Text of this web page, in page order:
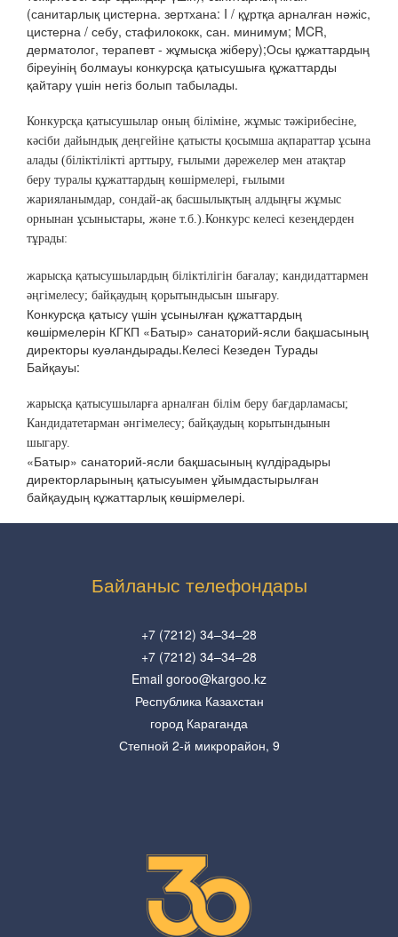
(санитарлық цистерна. зертхана: I / құртқа арналған нәжіс,
цистерна / себу, стафилококк, сан. минимум; MCR,
дерматолог, терапевт - жұмысқа жіберу);Осы құжаттардың
біреуінің болмауы конкурсқа қатысушыға құжаттарды
қайтару үшін негіз болып табылады.
Конкурсқа қатысушылар оның біліміне, жұмыс тәжірибесіне,
кәсіби дайындық деңгейіне қатысты қосымша ақпараттар ұсына
алады (біліктілікті арттыру, ғылыми дәрежелер мен атақтар
беру туралы құжаттардың көшірмелері, ғылыми
жарияланымдар, сондай-ақ басшылықтың алдыңғы жұмыс
орнынан ұсыныстары, және т.б.).Конкурс келесі кезеңдерден
тұрады:
жарысқа қатысушылардың біліктілігін бағалау; кандидаттармен
әңгімелесу; байқаудың қорытындысын шығару.
Конкурсқа қатысу үшін ұсынылған құжаттардың
көшірмелерін КГКП «Батыр» санаторий-ясли бақшасының
директоры куәландырады.Келесі Кезеден Турады
Байқауы:
жарысқа қатысушыларға арналған білім беру бағдарламасы;
Кандидатетарман әнгімелесу; байқаудың корытындынын
шыгару.
«Батыр» санаторий-ясли бақшасының күлдірадыры
директорларының қатысуымен ұйымдастырылған
байқаудың кұжаттарлық көшірмелері.
Байланыс телефондары
+7 (7212) 34–34–28
+7 (7212) 34–34–28
Email goroo@kargoo.kz
Республика Казахстан
город Караганда
Степной 2-й микрорайон, 9